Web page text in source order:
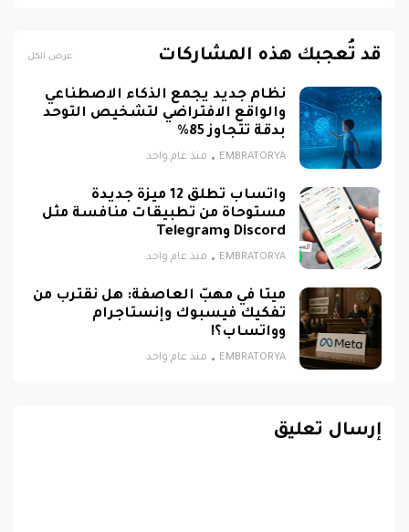
قد تُعجبك هذه المشاركات عرض الكل
نظام جديد يجمع الذكاء الاصطناعي
والواقع الافتراضي لتشخيص التوحد
بدقة تتجاوز 85%
EMBRATORYA منذ عام واحد
واتساب تطلق 12 ميزة جديدة
مستوحاة من تطبيقات منافسة مثل
Discord وTelegram
EMBRATORYA منذ عام واحد
ميتا في مهبّ العاصفة: هل نقترب من
تفكيك فيسبوك وإنستاجرام
وواتساب؟!
EMBRATORYA منذ عام واحد
إرسال تعليق